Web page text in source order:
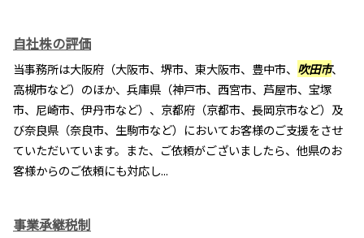
自社株の評価
当事務所は大阪府（大阪市、堺市、東大阪市、豊中市、 吹田市、
高槻市など）のほか、兵庫県（神戸市、西宮市、芦屋市、宝塚
市、尼崎市、伊丹市など）、京都府（京都市、長岡京市など）及
び奈良県（奈良市、生駒市など）においてお客様のご支援をさせ
ていただいています。また、ご依頼がございましたら、他県のお
客様からのご依頼にも対応し...
事業承継税制